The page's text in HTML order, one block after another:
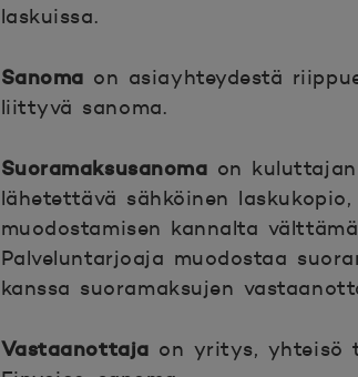
laskuissa.
Sanoma on asiayhteydestä
liittyvä sanoma.
Suoramaksusanoma on
lähetettävä sähköinen
muodostamisen kannalta
Palveluntarjoaja muodostaa
kanssa suoramaksujen
Vastaanottaja on yritys, yhteisö